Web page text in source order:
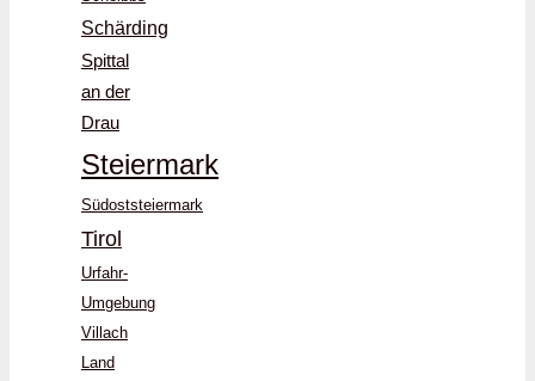
Schärding
Spittal
an der
Drau
Steiermark
Südoststeiermark
Tirol
Urfahr-
Umgebung
Villach
Land